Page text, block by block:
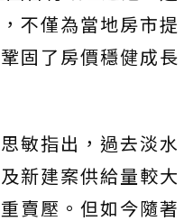
不僅為當地房市提
固了房價穩健成長
敏指出，過去淡水
新建案供給量較大
賣壓。但如今隨著